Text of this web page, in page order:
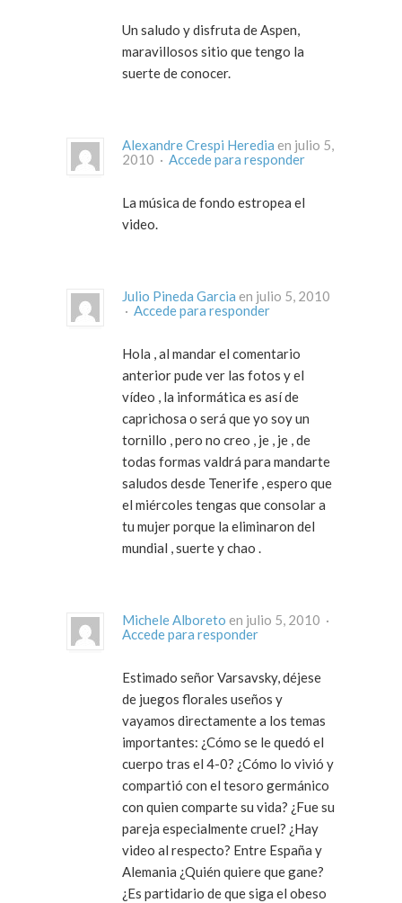
Un saludo y disfruta de Aspen,
maravillosos sitio que tengo la
suerte de conocer.
Alexandre Crespi Heredia en julio 5,
2010 · Accede para responder
La música de fondo estropea el
video.
Julio Pineda Garcia en julio 5, 2010
· Accede para responder
Hola , al mandar el comentario
anterior pude ver las fotos y el
vídeo , la informática es así de
caprichosa o será que yo soy un
tornillo , pero no creo , je , je , de
todas formas valdrá para mandarte
saludos desde Tenerife , espero que
el miércoles tengas que consolar a
tu mujer porque la eliminaron del
mundial , suerte y chao .
Michele Alboreto
en julio 5, 2010 ·
Accede para responder
Estimado señor Varsavsky, déjese
de juegos florales useños y
vayamos directamente a los temas
importantes: ¿Cómo se le quedó el
cuerpo tras el 4-0? ¿Cómo lo vivió y
compartió con el tesoro germánico
con quien comparte su vida? ¿Fue su
pareja especialmente cruel? ¿Hay
video al respecto? Entre España y
Alemania ¿Quién quiere que gane?
¿Es partidario de que siga el obeso